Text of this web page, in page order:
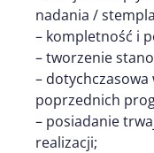
nadania /
– kompletność i
– tworzenie
–
poprzednich
– posiadanie
realizacji;